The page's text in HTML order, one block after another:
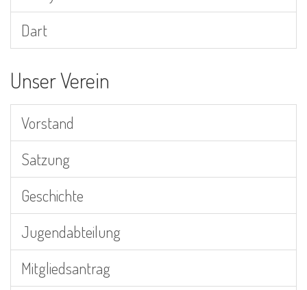
Dart
Unser Verein
Vorstand
Satzung
Geschichte
Jugendabteilung
Mitgliedsantrag